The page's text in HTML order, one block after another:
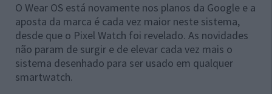
O Wear OS está novamente nos planos da Google e a
aposta da marca é cada vez maior neste sistema,
desde que o Pixel Watch foi revelado. As novidades
não param de surgir e de elevar cada vez mais o
sistema desenhado para ser usado em qualquer
smartwatch.